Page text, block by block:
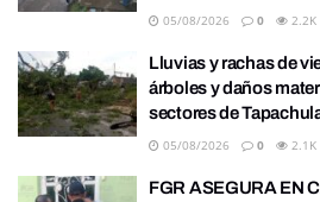
05/08/2026 0 2.2K
Lluvias y rachas de
árboles y daños
sectores de
05/08/2026 0 2.1K
FGR ASEGURA EN